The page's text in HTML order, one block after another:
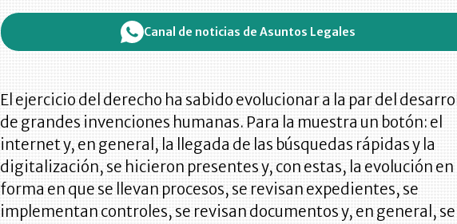
Canal de noticias de Asuntos Legales
El ejercicio del derecho ha sabido evolucionar a la par del
de grandes invenciones humanas. Para la muestra un botón: el
internet y, en general, la llegada de las búsquedas rápidas y la
digitalización, se hicieron presentes y, con estas, la evolución en
forma en que se llevan procesos, se revisan expedientes, se
implementan controles, se revisan documentos y, en general, se